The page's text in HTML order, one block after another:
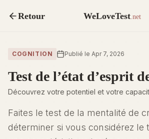
Retour WeLoveTest.net
COGNITION Publié le Apr 7, 2026
Test de l’état d’esprit
Découvrez votre potentiel et votre
Faites le test de la mentalité de
déterminer si vous considérez le